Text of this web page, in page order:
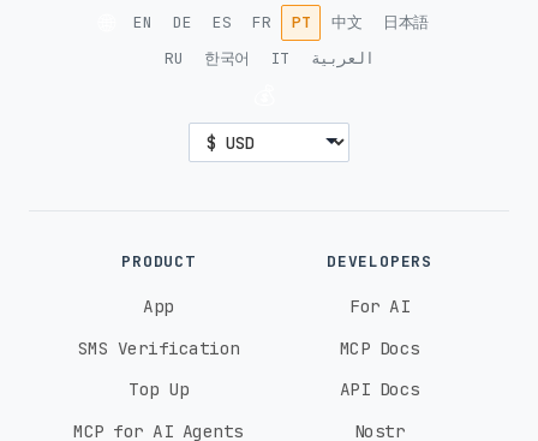
EN DE ES FR PT 中文
日本語
RU
한국어 IT العربية
PRODUCT
App
SMS Verification
Top Up
MCP for AI Agents
DEVELOPERS
For AI
MCP Docs
API Docs
Nostr